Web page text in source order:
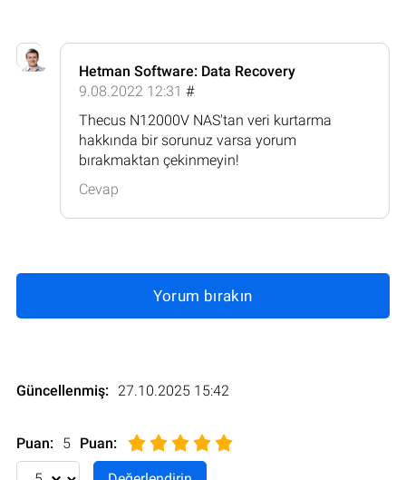
Hetman Software: Data Recovery
9.08.2022 12:31 #
Thecus N12000V NAS'tan veri kurtarma
hakkında bir sorunuz varsa yorum
bırakmaktan çekinmeyin!
Cevap
Yorum bırakın
Güncellenmiş: 27.10.2025 15:42
Puan: 5 Puan: